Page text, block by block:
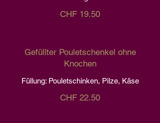
CHF 19.50
Gefüllter Pouletschenkel ohne
Knochen
Füllung: Pouletschinken, Pilze, Käse
CHF 22.50